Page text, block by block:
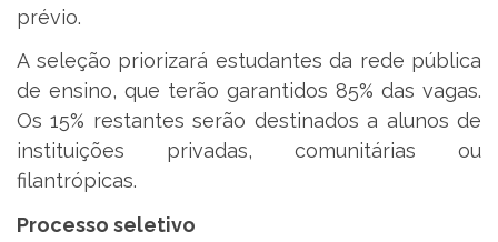
prévio.
A seleção priorizará estudantes da rede pública
de ensino, que terão garantidos 85% das vagas.
Os 15% restantes serão destinados a alunos de
instituições privadas, comunitárias ou
filantrópicas.
Processo seletivo